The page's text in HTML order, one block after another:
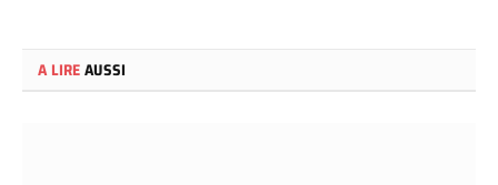
A LIREAUSSI